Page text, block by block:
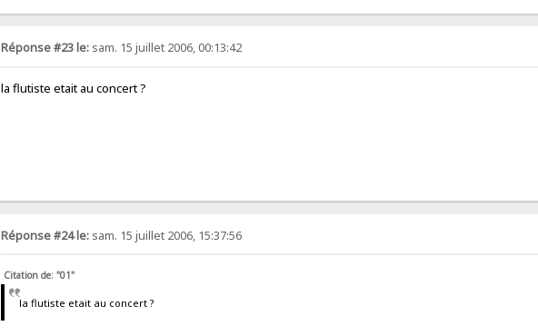
Réponse #23 le: sam. 15 juillet 2006, 00:13:42
la flutiste etait au concert ?
Réponse #24 le: sam. 15 juillet 2006, 15:37:56
Citation de: "01"
la flutiste etait au concert ?